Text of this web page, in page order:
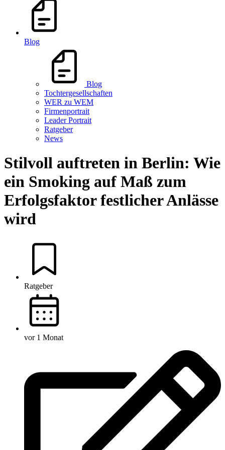
Blog
Blog
Tochtergesellschaften
WER zu WEM
Firmenportrait
Leader Portrait
Ratgeber
News
Stilvoll auftreten in Berlin: Wie
ein Smoking auf Maß zum
Erfolgsfaktor festlicher Anlässe
wird
Ratgeber
vor 1 Monat